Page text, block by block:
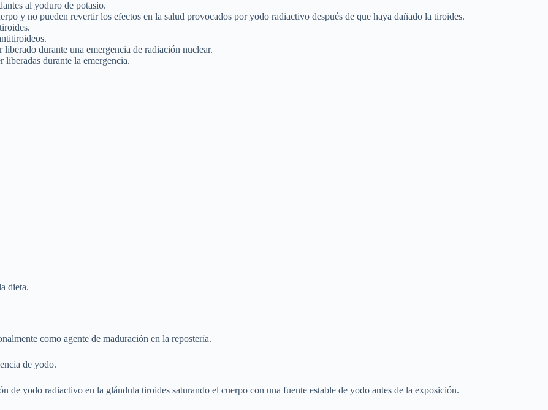
al yoduro de potasio.
y no pueden revertir los efectos en la salud provocados por yodo radiactivo después de que haya dañado la tiroides.
durante una emergencia de radiación nuclear.
liberadas durante la emergencia.
dieta.
como agente de maduración en la repostería.
de yodo.
de yodo radiactivo en la glándula tiroides saturando el cuerpo con una fuente estable de yodo antes de la exposición.